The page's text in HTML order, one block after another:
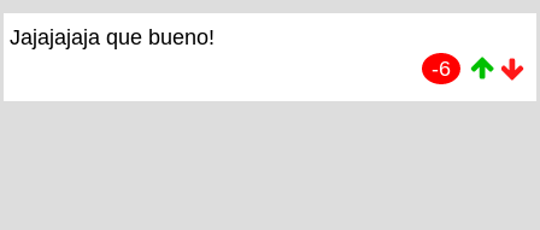
Jajajajaja que bueno!
-6